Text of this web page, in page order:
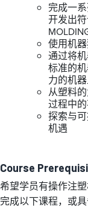
完成一
开发出
使用机
通过将
标准的
力的机
从塑料
过程中
探索与
机遇
Course
希望学员有操作注
完成以下课程，或具